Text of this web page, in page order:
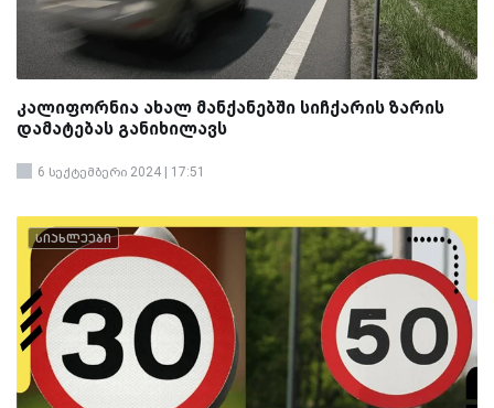
კალიფორნია ახალ მანქანებში სიჩქარის ზარის
დამატებას განიხილავს
6 სექტემბერი 2024 | 17:51
სიახლეები